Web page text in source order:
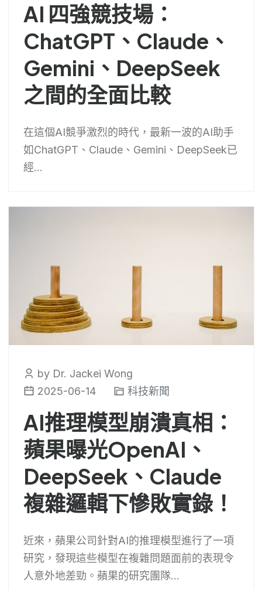
AI 四強競技場：
ChatGPT、Claude、
Gemini、DeepSeek
之間的全面比較
在這個AI競爭激烈的時代，最新一波的AI助手
如ChatGPT、Claude、Gemini、DeepSeek已
經...
by Dr. Jackei Wong
2025-06-14
科技新聞
AI推理模型崩潰真相：
蘋果曝光OpenAI、
DeepSeek、Claude
複雜邏輯下慘敗實錄！
近來，蘋果公司針對AI的推理模型進行了一項
研究，發現這些模型在複雜問題面前的表現令
人意外地差勁。蘋果的研究團隊...